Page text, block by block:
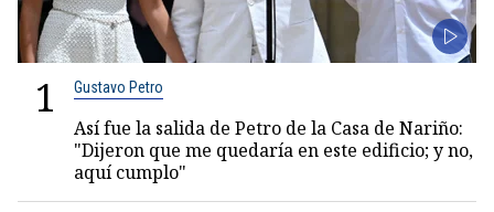
1 Gustavo Petro
Así fue la salida de Petro de la Casa de Nariño:
"Dijeron que me quedaría en este edificio; y no,
aquí cumplo"